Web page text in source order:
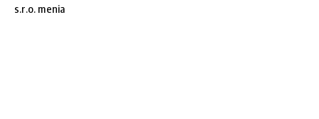
s.r.o. menia